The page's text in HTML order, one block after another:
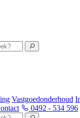
Vastgoedonderhoud
0492 - 534 596